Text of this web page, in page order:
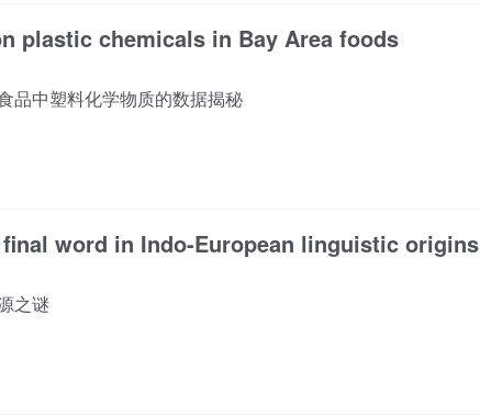
plastic chemicals in Bay Area foods
品中塑料化学物质的数据揭秘
word in Indo-European linguistic origins
之谜